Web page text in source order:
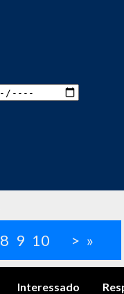
8 9 10 > »
Interessado